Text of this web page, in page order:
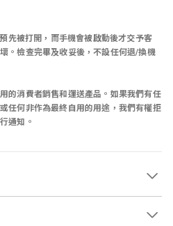
先被打開，而手機會被啟動後才交予客
。檢查完畢及收妥後，不設任何退/換機
的消費者銷售和運送產品。如果我們有任
任何非作為最終自用的用途，我們有權拒
通知。